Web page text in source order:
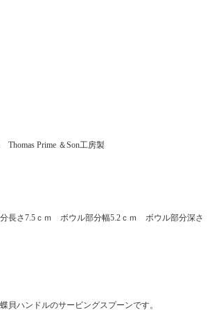
Prime ＆Son工房製
長さ7.5ｃｍ ボウル部分幅5.2ｃｍ ボウル部分深さ
貝ハンドルのサービングスプーンです。